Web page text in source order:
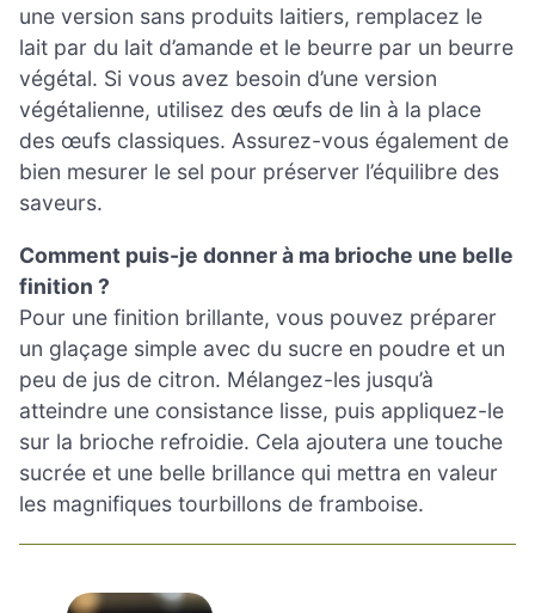
une version sans produits laitiers, remplacez le
lait par du lait d’amande et le beurre par un beurre
végétal. Si vous avez besoin d’une version
végétalienne, utilisez des œufs de lin à la place
des œufs classiques. Assurez-vous également de
bien mesurer le sel pour préserver l’équilibre des
saveurs.
Comment puis-je donner à ma brioche une belle
finition ?
Pour une finition brillante, vous pouvez préparer
un glaçage simple avec du sucre en poudre et un
peu de jus de citron. Mélangez-les jusqu’à
atteindre une consistance lisse, puis appliquez-le
sur la brioche refroidie. Cela ajoutera une touche
sucrée et une belle brillance qui mettra en valeur
les magnifiques tourbillons de framboise.